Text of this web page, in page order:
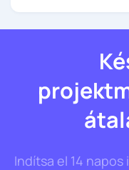
Indítsa el 14